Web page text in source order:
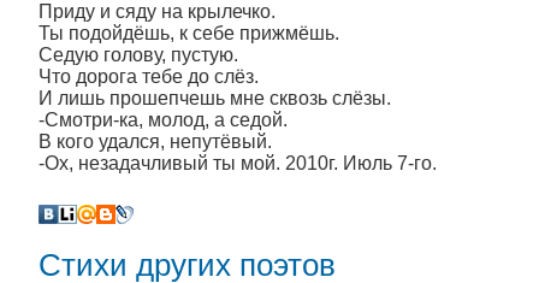
Приду и сяду на крылечко.
Ты подойдёшь, к себе прижмёшь.
Седую голову, пустую.
Что дорога тебе до слёз.
И лишь прошепчешь мне сквозь слёзы.
-Смотри-ка, молод, а седой.
В кого удался, непутёвый.
-Ох, незадачливый ты мой. 2010г. Июль 7-го.
Стихи других поэтов